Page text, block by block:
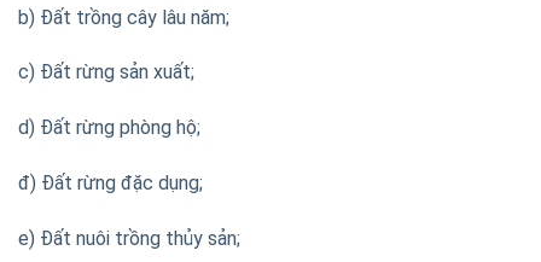
b) Đất trồng cây lâu năm;
c) Đất rừng sản xuất;
d) Đất rừng phòng hộ;
đ) Đất rừng đặc dụng;
e) Đất nuôi trồng thủy sản;